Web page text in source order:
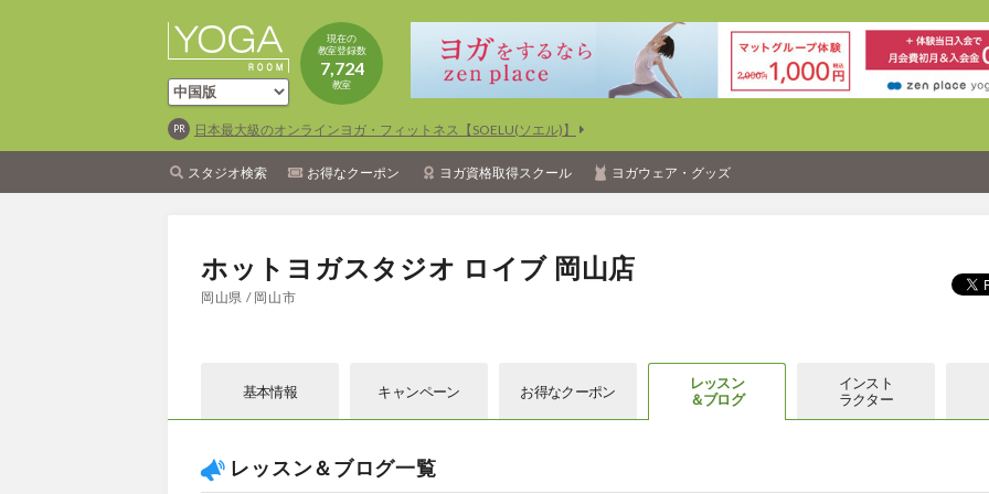
現在の
教室登録数
7,724
教室
日本最大級のオンラインヨガ・フィットネス【SOELU(ソエル)】
スタジオ検索 お得なクーポン ヨガ資格取得スクール ヨガウェア・グッズ
ホットヨガスタジオ ロイブ 岡山店
岡山県 / 岡山市
基本情報 キャンペーン お得なクーポン
レッスン
＆ブログ
インスト
ラクター
レッスン＆ブログ一覧